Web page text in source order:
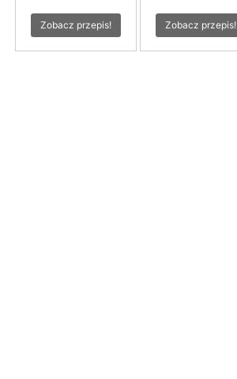
Zobacz przepis! Zobacz przepis!